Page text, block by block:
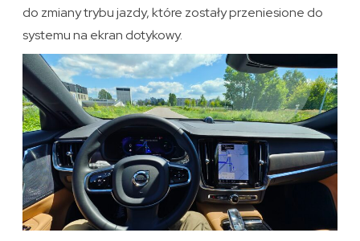
do zmiany trybu jazdy, które zostały przeniesione do
systemu na ekran dotykowy.